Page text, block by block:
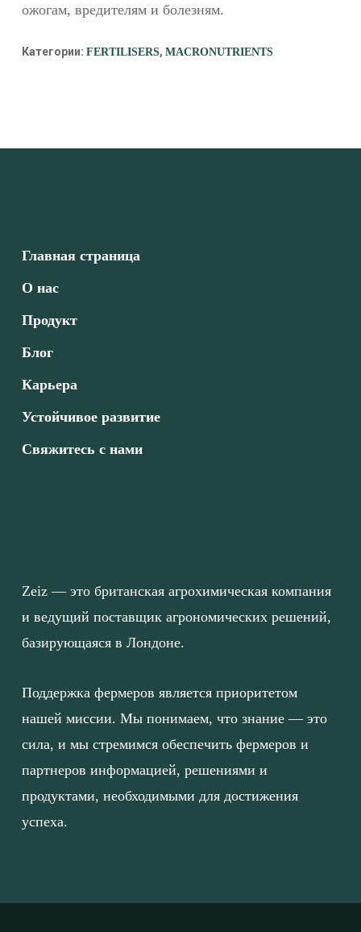
ожогам, вредителям и болезням.
Категории: FERTILISERS, MACRONUTRIENTS
Главная страница
О нас
Продукт
Блог
Карьера
Устойчивое развитие
Свяжитесь с нами
Zeiz — это британская агрохимическая компания
и ведущий поставщик агрономических решений,
базирующаяся в Лондоне.
Поддержка фермеров является приоритетом
нашей миссии. Мы понимаем, что знание — это
сила, и мы стремимся обеспечить фермеров и
партнеров информацией, решениями и
продуктами, необходимыми для достижения
успеха.